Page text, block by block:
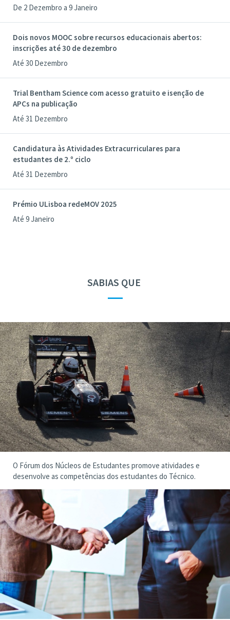
De 2 Dezembro a 9 Janeiro
Dois novos MOOC sobre recursos educacionais abertos:
inscrições até 30 de dezembro
Até 30 Dezembro
Trial Bentham Science com acesso gratuito e isenção de
APCs na publicação
Até 31 Dezembro
Candidatura às Atividades Extracurriculares para
estudantes de 2.º ciclo
Até 31 Dezembro
Prémio ULisboa redeMOV 2025
Até 9 Janeiro
SABIAS QUE
—
O Fórum dos Núcleos de Estudantes promove atividades e
desenvolve as competências dos estudantes do Técnico.